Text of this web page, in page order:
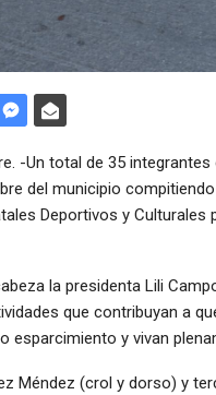
-Un total de 35
del municipio
Deportivos y Culturales
la presidenta Lili
que contribuyan a
esparcimiento y vivan
Méndez (crol y dorso) y